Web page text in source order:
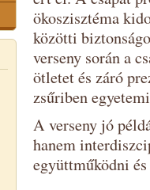
ökoszisztéma
közötti
verseny során a
ötletet és záró
zsűriben
A verseny jó
hanem
együttműködni